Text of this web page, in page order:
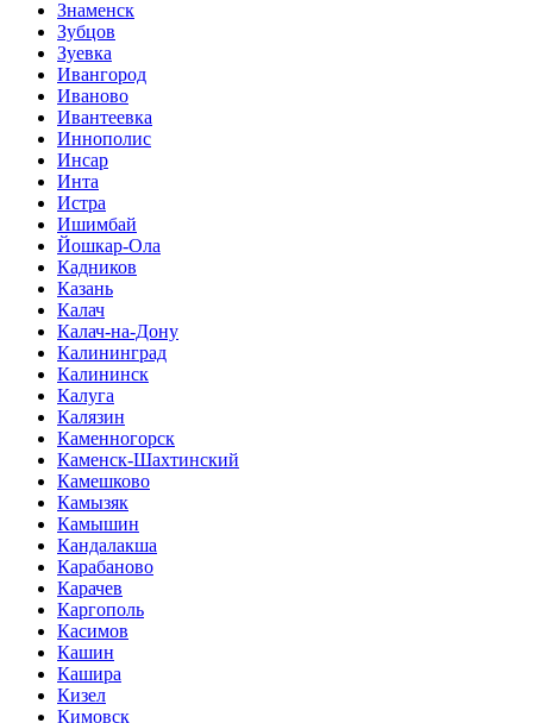
Знаменск
Зубцов
Зуевка
Ивангород
Иваново
Ивантеевка
Иннополис
Инсар
Инта
Истра
Ишимбай
Йошкар-Ола
Кадников
Казань
Калач
Калач-на-Дону
Калининград
Калининск
Калуга
Калязин
Каменногорск
Каменск-Шахтинский
Камешково
Камызяк
Камышин
Кандалакша
Карабаново
Карачев
Каргополь
Касимов
Кашин
Кашира
Кизел
Кимовск